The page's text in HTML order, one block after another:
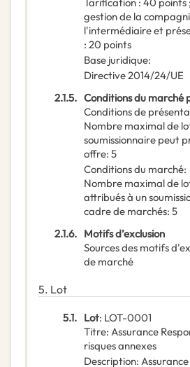
gestion de la
l'intermédiaire et
: 20 points
Base juridique:
Directive 2014/24/UE
2.1.5. Conditions du marché
Conditions de
Nombre maximal de
soumissionnaire peut
offre: 5
Conditions du marché:
Nombre maximal de
attribués à un
cadre de marchés: 5
2.1.6. Motifs d’exclusion
Sources des motifs
de marché
5. Lot
5.1. Lot: LOT-0001
Titre: Assurance
risques annexes
Description: